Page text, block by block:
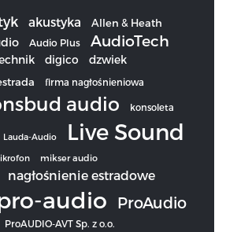
akustyka Allen & Heath
Audio Plus AudioTech
digico dzwiek
firma nagłośnieniowa
audio konsoleta
Lauda-Audio Live Sound
mikser audio
nagłośnienie estradowe
audio ProAudio
ProAUDIO-AVT Sp. z o.o.